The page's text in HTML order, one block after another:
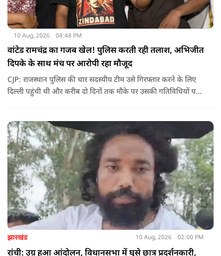
10 Aug, 2026 04:48 PM
वांटेड रामचंद्र का गजब खेल! पुलिस करती रही तलाश, अभिजीत
दिपके के साथ मंच पर आरोपी रहा मौजूद
CJP: राजस्थान पुलिस की चार सदस्यीय टीम उसे गिरफ्तार करने के लिए
दिल्ली पहुंची थी और करीब दो दिनों तक मौके पर उसकी गतिविधियों पर
झारखंड 10 Aug, 2026 02:00 PM
रांची: उग्र हुआ आंदोलन, विधानसभा में घुसे छात्र प्रदर्शनकारी,